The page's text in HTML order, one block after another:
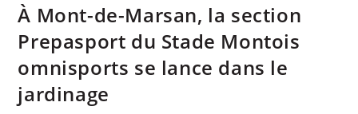
À Mont-de-Marsan, la section
Prepasport du Stade Montois
omnisports se lance dans le
jardinage